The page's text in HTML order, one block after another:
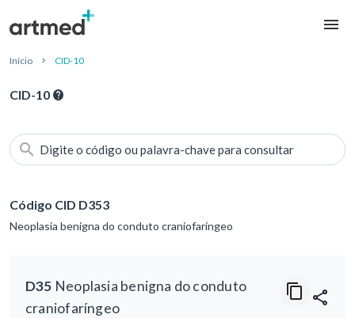
Início CID-10
CID-10
Digite o código ou palavra-chave para consultar
Código CID D353
Neoplasia benigna do conduto craniofaríngeo
D35 Neoplasia benigna do conduto
craniofaríngeo